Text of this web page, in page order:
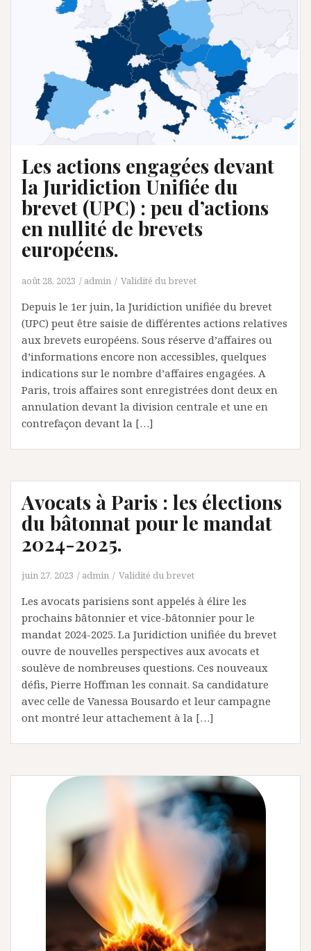
Les actions engagées devant
la Juridiction Unifiée du
brevet (UPC) : peu d’actions
en nullité de brevets
européens.
août 28, 2023 admin Validité du brevet
Depuis le 1er juin, la Juridiction unifiée du brevet
(UPC) peut être saisie de différentes actions relatives
aux brevets européens. Sous réserve d’affaires ou
d’informations encore non accessibles, quelques
indications sur le nombre d’affaires engagées. A
Paris, trois affaires sont enregistrées dont deux en
annulation devant la division centrale et une en
contrefaçon devant la […]
Avocats à Paris : les élections
du bâtonnat pour le mandat
2024-2025.
juin 27, 2023 admin Validité du brevet
Les avocats parisiens sont appelés à élire les
prochains bâtonnier et vice-bâtonnier pour le
mandat 2024-2025. La Juridiction unifiée du brevet
ouvre de nouvelles perspectives aux avocats et
soulève de nombreuses questions. Ces nouveaux
défis, Pierre Hoffman les connait. Sa candidature
avec celle de Vanessa Bousardo et leur campagne
ont montré leur attachement à la […]